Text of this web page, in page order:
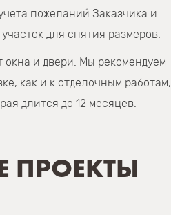
пожеланий Заказчика и
для снятия размеров.
окна и двери. Мы рекомендуем
как и к отделочным работам,
длится до 12 месяцев.
ПРОЕКТЫ